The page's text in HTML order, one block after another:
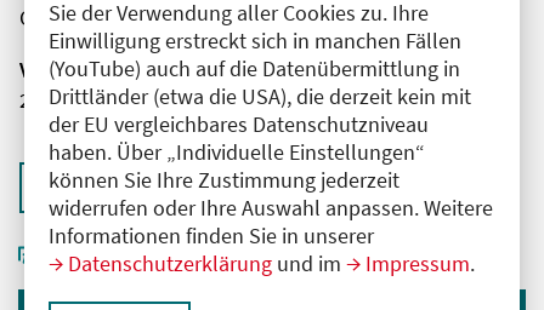
Sie der Verwendung aller Cookies zu. Ihre
Einwilligung erstreckt sich in manchen Fällen
(YouTube) auch auf die Datenübermittlung in
Drittländer (etwa die USA), die derzeit kein mit
der EU vergleichbares Datenschutzniveau
haben. Über „Individuelle Einstellungen“
können Sie Ihre Zustimmung jederzeit
widerrufen oder Ihre Auswahl anpassen. Weitere
Informationen finden Sie in unserer
Datenschutzerklärung und im Impressum.
Gemeinschaftskrankenhaus Havelhöhe gGmbH
Veranstaltungsnummer
2761102026035560108
Zurück zur Übersicht